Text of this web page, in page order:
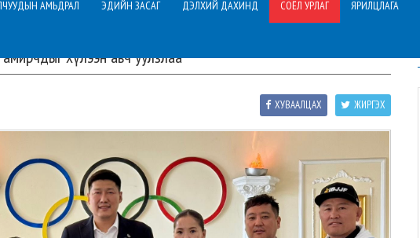
АМЬДРАЛ ЭДИЙН ЗАСАГ ДЭЛХИЙ ДАХИНД СОЁЛ УРЛАГ ЯРИЛЦЛАГА
хүлээн авч уулзлаа
ЖИРГЭХ
ХУВААЛЦАХ